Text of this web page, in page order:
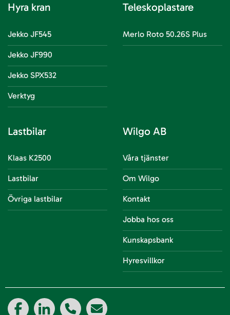
Hyra kran
Jekko JF545
Jekko JF990
Jekko SPX532
Verktyg
Teleskoplastare
Merlo Roto 50.26S Plus
Lastbilar
Klaas K2500
Lastbilar
Övriga lastbilar
Wilgo AB
Våra tjänster
Om Wilgo
Kontakt
Jobba hos oss
Kunskapsbank
Hyresvillkor